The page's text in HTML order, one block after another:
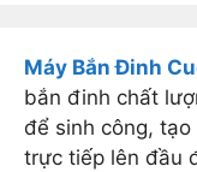
Máy Bắn Đinh
bắn đinh chất
để sinh công,
trực tiếp lên đầu